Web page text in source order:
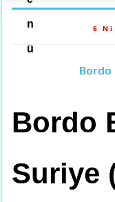
n
ü
6
Bordo
Bordo
Suriye